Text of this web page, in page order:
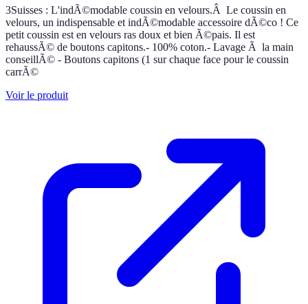
3Suisses : L'indÃ©modable coussin en velours.Â Le coussin en
velours, un indispensable et indÃ©modable accessoire dÃ©co ! Ce
petit coussin est en velours ras doux et bien Ã©pais. Il est
rehaussÃ© de boutons capitons.- 100% coton.- Lavage Ã la main
conseillÃ© - Boutons capitons (1 sur chaque face pour le coussin
carrÃ©
Voir le produit